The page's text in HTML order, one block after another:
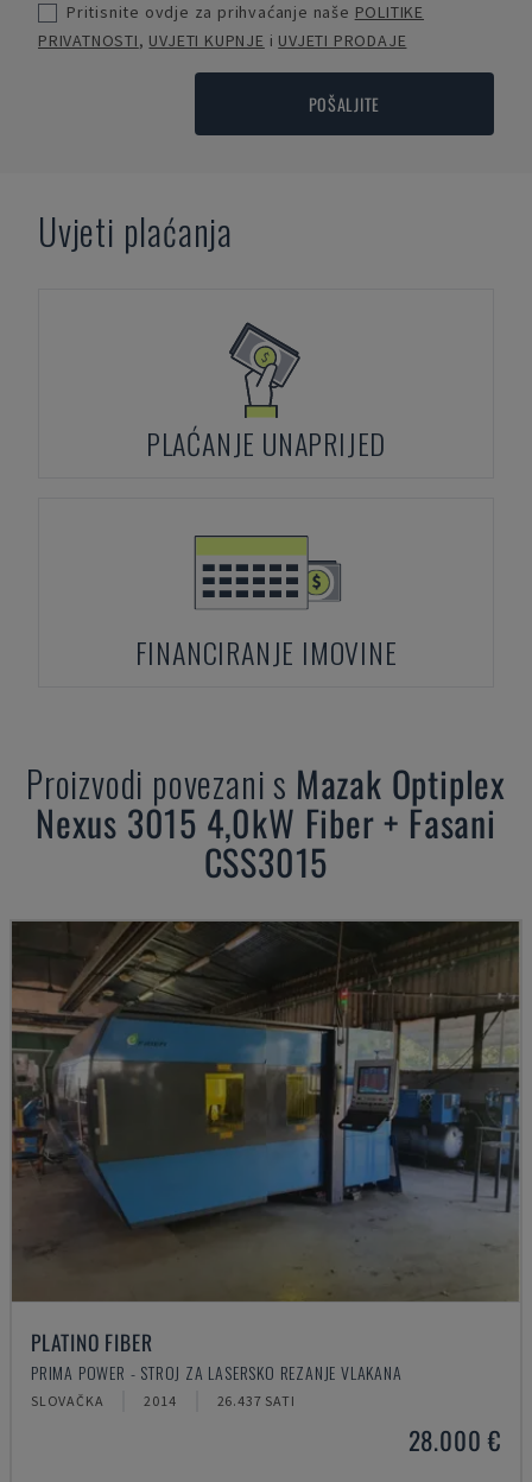
Pritisnite ovdje za prihvaćanje naše POLITIKE
PRIVATNOSTI, UVJETI KUPNJE i UVJETI PRODAJE
POŠALJITE
Uvjeti plaćanja
PLAĆANJE UNAPRIJED
FINANCIRANJE IMOVINE
Proizvodi povezani s Mazak Optiplex
Nexus 3015 4,0kW Fiber + Fasani
CSS3015
PLATINO FIBER
PRIMA POWER - STROJ ZA LASERSKO REZANJE VLAKANA
SLOVAČKA 2014 26.437 SATI
28.000 €